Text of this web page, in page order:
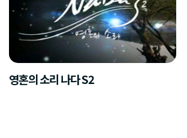
영혼의 소리 나다 S2